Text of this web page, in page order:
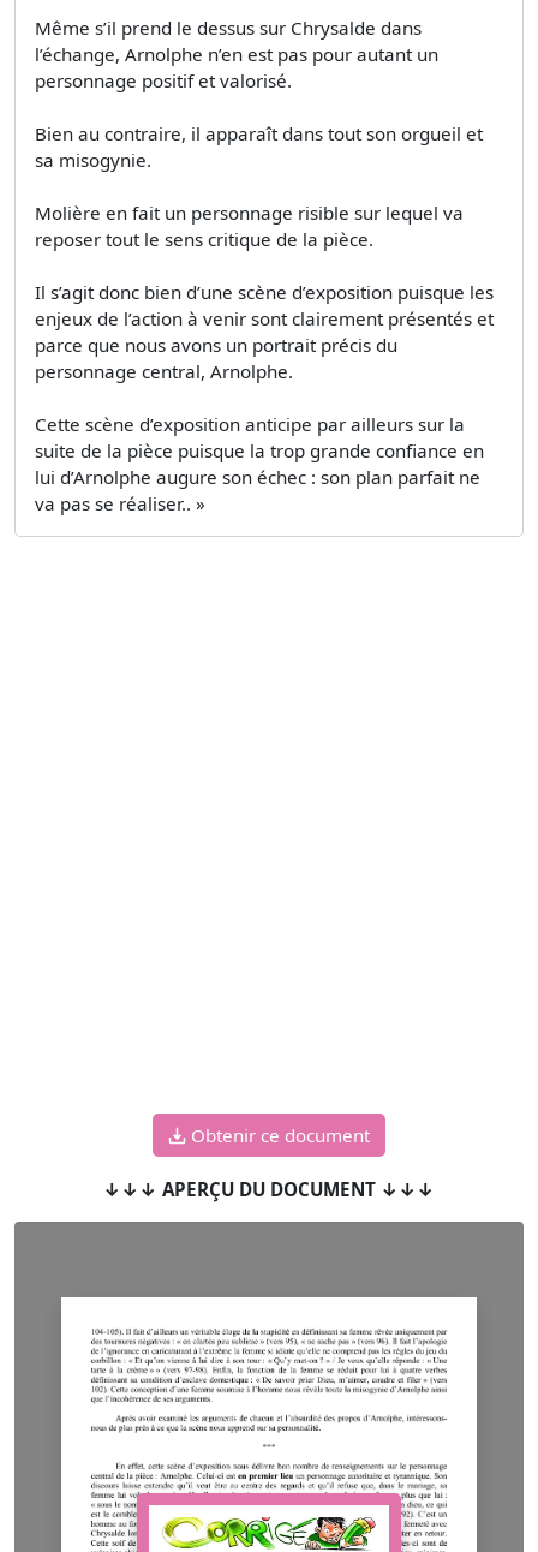
Même s’il prend le dessus sur Chrysalde dans
l’échange, Arnolphe n’en est pas pour autant un
personnage positif et valorisé.
Bien au contraire, il apparaît dans tout son orgueil et
sa misogynie.
Molière en fait un personnage risible sur lequel va
reposer tout le sens critique de la pièce.
Il s’agit donc bien d’une scène d’exposition puisque les
enjeux de l’action à venir sont clairement présentés et
parce que nous avons un portrait précis du
personnage central, Arnolphe.
Cette scène d’exposition anticipe par ailleurs sur la
suite de la pièce puisque la trop grande confiance en
lui d’Arnolphe augure son échec : son plan parfait ne
va pas se réaliser.. »
Obtenir ce document
↓↓↓ APERÇU DU DOCUMENT ↓↓↓